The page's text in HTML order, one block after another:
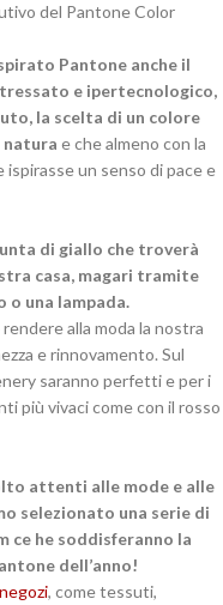
del Pantone Color
Pantone anche il
e ipertecnologico,
la scelta di un colore
natura e che almeno con la
un senso di pace e
di giallo che troverà
casa, magari tramite
o una lampada.
alla moda la nostra
e rinnovamento. Sul
saranno perfetti e per i
più vivaci come con il rosso
attenti alle mode e alle
selezionato una serie di
ce he soddisferanno la
dell’anno!
, come tessuti,